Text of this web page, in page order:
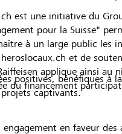
est une initiative du
pour la Suisse"
à un large public les
et de
applique ainsi au
du financement
positives, bénéfiques à
captivants.
en faveur des